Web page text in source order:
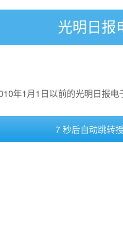
光明日报
年1月1日以前的光明日报
7 秒后自动跳转